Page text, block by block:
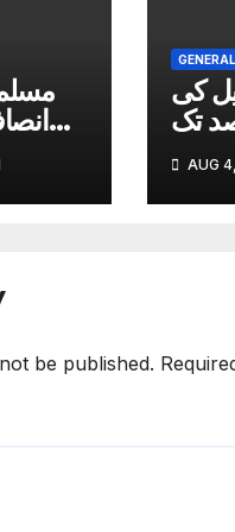
GENERAL
کی
فیصد تک
کمی
AUG
be published.